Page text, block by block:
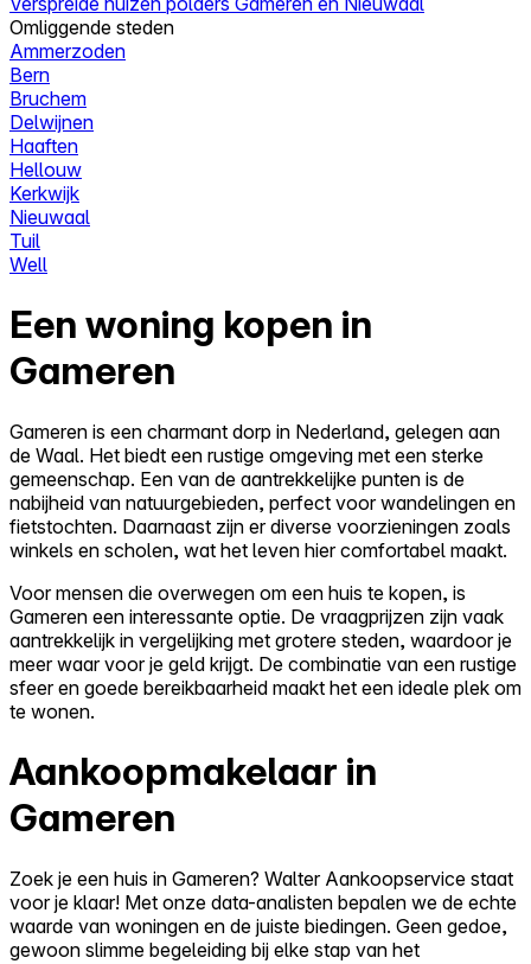
Omliggende steden
Ammerzoden
Bern
Bruchem
Delwijnen
Haaften
Hellouw
Kerkwijk
Nieuwaal
Tuil
Well
Een woning kopen in
Gameren
Gameren is een charmant dorp in Nederland, gelegen aan
de Waal. Het biedt een rustige omgeving met een sterke
gemeenschap. Een van de aantrekkelijke punten is de
nabijheid van natuurgebieden, perfect voor wandelingen en
fietstochten. Daarnaast zijn er diverse voorzieningen zoals
winkels en scholen, wat het leven hier comfortabel maakt.
Voor mensen die overwegen om een huis te kopen, is
Gameren een interessante optie. De vraagprijzen zijn vaak
aantrekkelijk in vergelijking met grotere steden, waardoor je
meer waar voor je geld krijgt. De combinatie van een rustige
sfeer en goede bereikbaarheid maakt het een ideale plek om
te wonen.
Aankoopmakelaar in
Gameren
Zoek je een huis in Gameren? Walter Aankoopservice staat
voor je klaar! Met onze data-analisten bepalen we de echte
waarde van woningen en de juiste biedingen. Geen gedoe,
gewoon slimme begeleiding bij elke stap van het